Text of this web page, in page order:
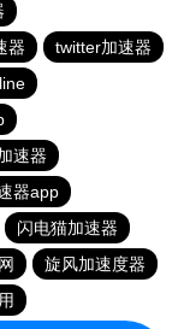
器
twitter加速器
速器
器app
闪电猫加速器
旋风加速度器